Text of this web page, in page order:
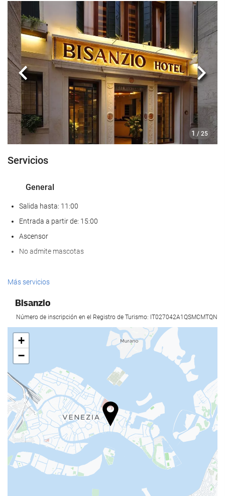
Recepción 24 horas
Guardaequipaje
Comida y bebida
Bar
Acceso a Internet
Wifi gratis
Servicio de limpieza
Servicio de lavandería
1 / 25
Anterior
Servicios
General
Salida hasta: 11:00
Entrada a partir de: 15:00
Ascensor
No admite mascotas
Servicios de recepción
Comida y bebida
Bar
Acceso a Internet
Wifi gratis
Servicio de limpieza
Servicio de lavandería
Más servicios
Bisanzio
Número de inscripción en el Registro de Turismo: IT027042A1QSMCMTQN
+
−